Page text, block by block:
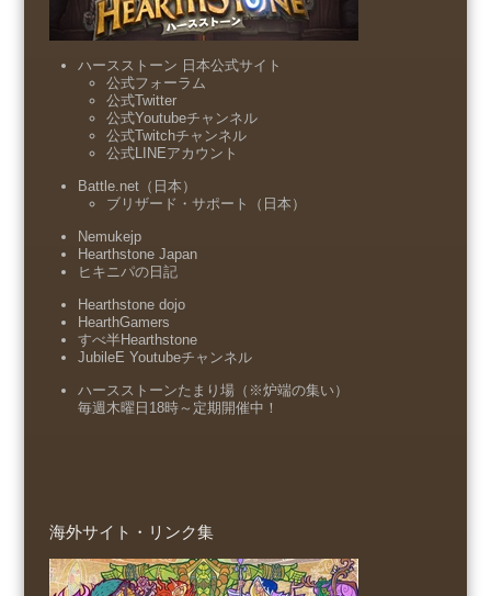
ハースストーン 日本公式サイト
公式フォーラム
公式Twitter
公式Youtubeチャンネル
公式Twitchチャンネル
公式LINEアカウント
Battle.net（日本）
ブリザード・サポート（日本）
Nemukejp
Hearthstone Japan
ヒキニパの日記
Hearthstone dojo
HearthGamers
すべ半Hearthstone
JubileE Youtubeチャンネル
ハースストーンたまり場（※炉端の集い）
毎週木曜日18時～定期開催中！
海外サイト・リンク集